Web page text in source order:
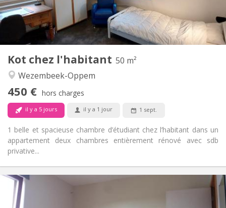
Kot chez l'habitant 50 m²
Wezembeek-Oppem
450 € hors charges
il y a 5 jours il y a 1 jour 1 sept.
1 belle et spacieuse chambre d’étudiant chez l’habitant dans un
appartement deux chambres entièrement rénové avec sdb
privative...
Privée
Cuisine:
Commune
Superficie:
50 m
2
Pièces privées:
2
Infos Pratiques